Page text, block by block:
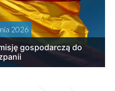
2026
gospodarczą do